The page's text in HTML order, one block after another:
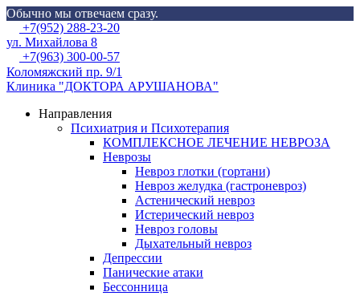
Обычно мы отвечаем сразу.
Skip
to
content
Menu+7(952) 288-23-20
ул. Михайлова 8
+7(963) 300-00-57
Коломяжский пр. 9/1
Клиника "ДОКТОРА АРУШАНОВА"
Направления
Психиатрия и Психотерапия
КОМПЛЕКСНОЕ ЛЕЧЕНИЕ НЕВРОЗА
Неврозы
Невроз глотки (гортани)
Невроз желудка (гастроневроз)
Астенический невроз
Истерический невроз
Невроз головы
Дыхательный невроз
Депрессии
Панические атаки
Бессонница